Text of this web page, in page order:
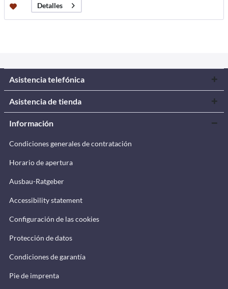
Detalles
Asistencia telefónica
Asistencia de tienda
Información
Condiciones generales de contratación
Horario de apertura
Ausbau-Ratgeber
Accessibility statement
Configuración de las cookies
Protección de datos
Condiciones de garantía
Pie de imprenta